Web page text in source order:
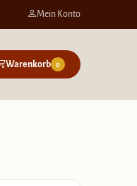
Mein Konto
Warenkorb 0